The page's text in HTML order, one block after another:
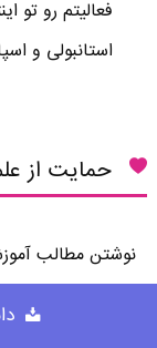
فعالیتم رو تو
استانبولی و
حمایت از
نوشتن مطالب
داره ! اگر براتون